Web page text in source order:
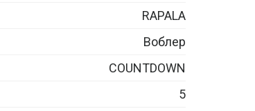
RAPALA
Воблер
COUNTDOWN
5